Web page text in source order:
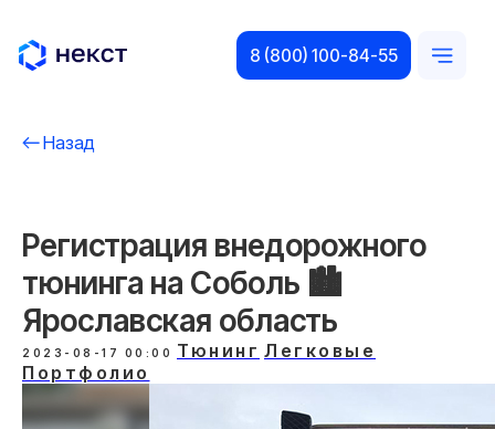
8 (800) 100-84-55
Регистрация внедорожного
тюнинга на Соболь 🏙️
Ярославская область
2023-08-17 00:00 Тюнинг Легковые
Портфолио